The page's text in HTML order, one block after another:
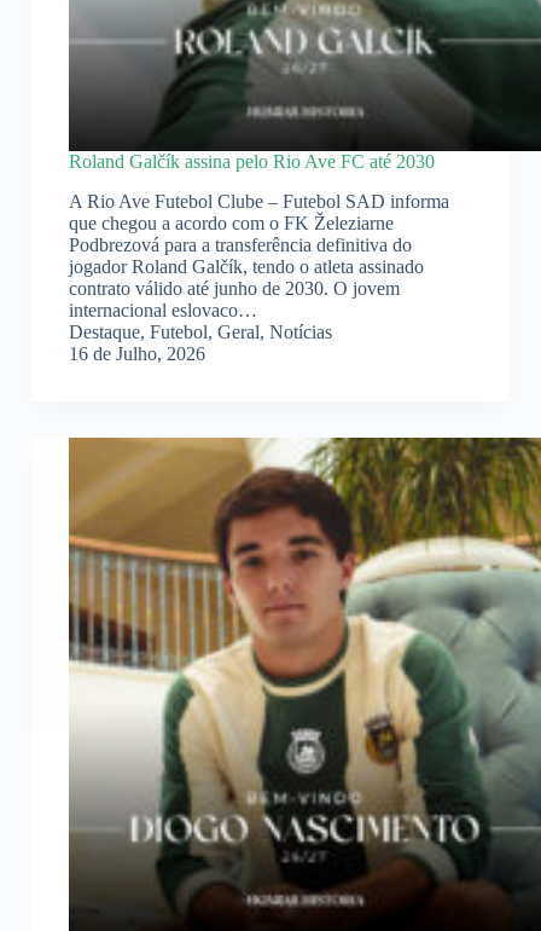
Roland Galčík assina pelo Rio Ave FC até 2030
A Rio Ave Futebol Clube – Futebol SAD informa
que chegou a acordo com o FK Železiarne
Podbrezová para a transferência definitiva do
jogador Roland Galčík, tendo o atleta assinado
contrato válido até junho de 2030. O jovem
internacional eslovaco…
Destaque, Futebol, Geral, Notícias
16 de Julho, 2026